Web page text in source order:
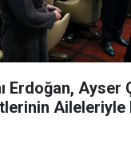
Erdoğan, Ayser
Aileleriyle